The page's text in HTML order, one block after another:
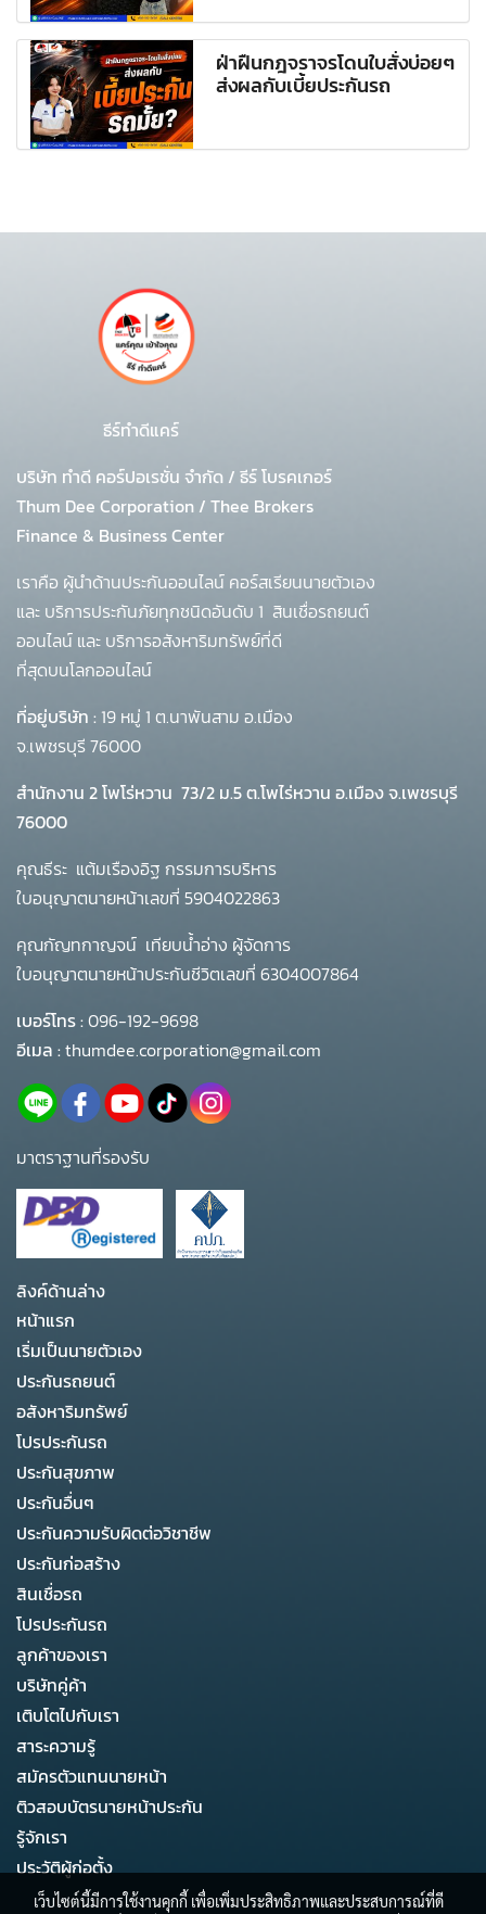
ฝ่าฝืนกฎจราจรโดนใบสั่งบ่อยๆ
ส่งผลกับเบี้ยประกันรถ
ธีร์ทำดีแคร์
บริษัท ทำดี คอร์ปอเรชั่น จำกัด / ธีร์ โบรคเกอร์
Thum Dee Corporation / Thee Brokers
Finance & Business Center
เราคือ ผู้นำด้านประกันออนไลน์ คอร์สเรียนนายตัวเอง
และ บริการประกันภัยทุกชนิดอันดับ 1 สินเชื่อรถยนต์
ออนไลน์ และ บริการอสังหาริมทรัพย์ที่ดี
ที่สุดบนโลกออนไลน์
ที่อยู่บริษัท : 19 หมู่ 1 ต.นาพันสาม อ.เมือง
จ.เพชรบุรี 76000
สำนักงาน 2 โพโร่หวาน 73/2 ม.5 ต.โพไร่หวาน อ.เมือง จ.เพชรบุรี
76000
คุณธีระ แต้มเรืองอิฐ กรรมการบริหาร
ใบอนุญาตนายหน้าเลขที่ 5904022863
คุณกัญทกาญจน์ เทียบน้ำอ่าง ผู้จัดการ
ใบอนุญาตนายหน้าประกันชีวิตเลขที่ 6304007864
เบอร์โทร :096-192-9698
อีเมล :thumdee.corporation@gmail.com
มาตราฐานที่รองรับ
ลิงค์ด้านล่าง
หน้าแรก
เริ่มเป็นนายตัวเอง
ประกันรถยนต์
อสังหาริมทรัพย์
โปรประกันรถ
ประกันสุขภาพ
ประกันอื่นๆ
ประกันความรับผิดต่อวิชาชีพ
ประกันก่อสร้าง
สินเชื่อรถ
โปรประกันรถ
ลูกค้าของเรา
บริษัทคู่ค้า
เติบโตไปกับเรา
สาระความรู้
สมัครตัวแทนนายหน้า
ติวสอบบัตรนายหน้าประกัน
รู้จักเรา
ประวัติผู้ก่อตั้ง
เว็บไซต์นี้มีการใช้งานคุกกี้ เพื่อเพิ่มประสิทธิภาพและประสบการณ์ที่ดี